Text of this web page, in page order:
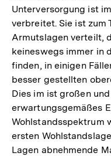
Unterversorgung ist
verbreitet. Sie ist zum
Armutslagen verteilt,
keineswegs immer in
finden, in einigen
besser gestellten
Dies im ist großen
erwartungsgemäßes
Wohlstandsspektrum
ersten
Lagen abnehmende